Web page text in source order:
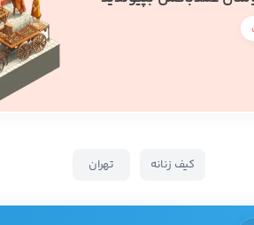
کیف زنانه تهران